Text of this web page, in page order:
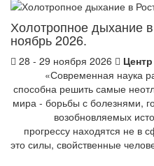
Холотропное дыхание
ноябрь 2026.
28 - 29 ноября 2026
«Современная наука
способна решить самые
мира - борьбы с болезнями,
возобновляемых
прогрессу находятся не в
это силы, свойственные